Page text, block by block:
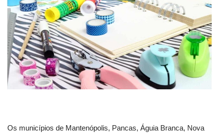
Os municípios de Mantenópolis, Pancas, Águia Branca, Nova